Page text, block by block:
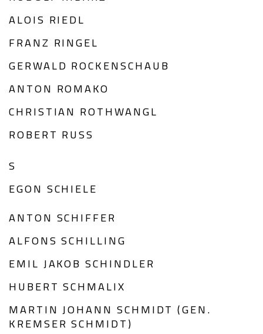
ALOIS RIEDL
FRANZ RINGEL
GERWALD ROCKENSCHAUB
ANTON ROMAKO
CHRISTIAN ROTHWANGL
ROBERT RUSS
S
EGON SCHIELE
ANTON SCHIFFER
ALFONS SCHILLING
EMIL JAKOB SCHINDLER
HUBERT SCHMALIX
MARTIN JOHANN SCHMIDT (GEN.
KREMSER SCHMIDT)